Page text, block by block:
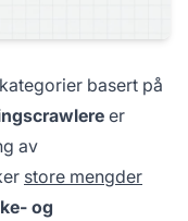
basert på
er
av
store mengder
og